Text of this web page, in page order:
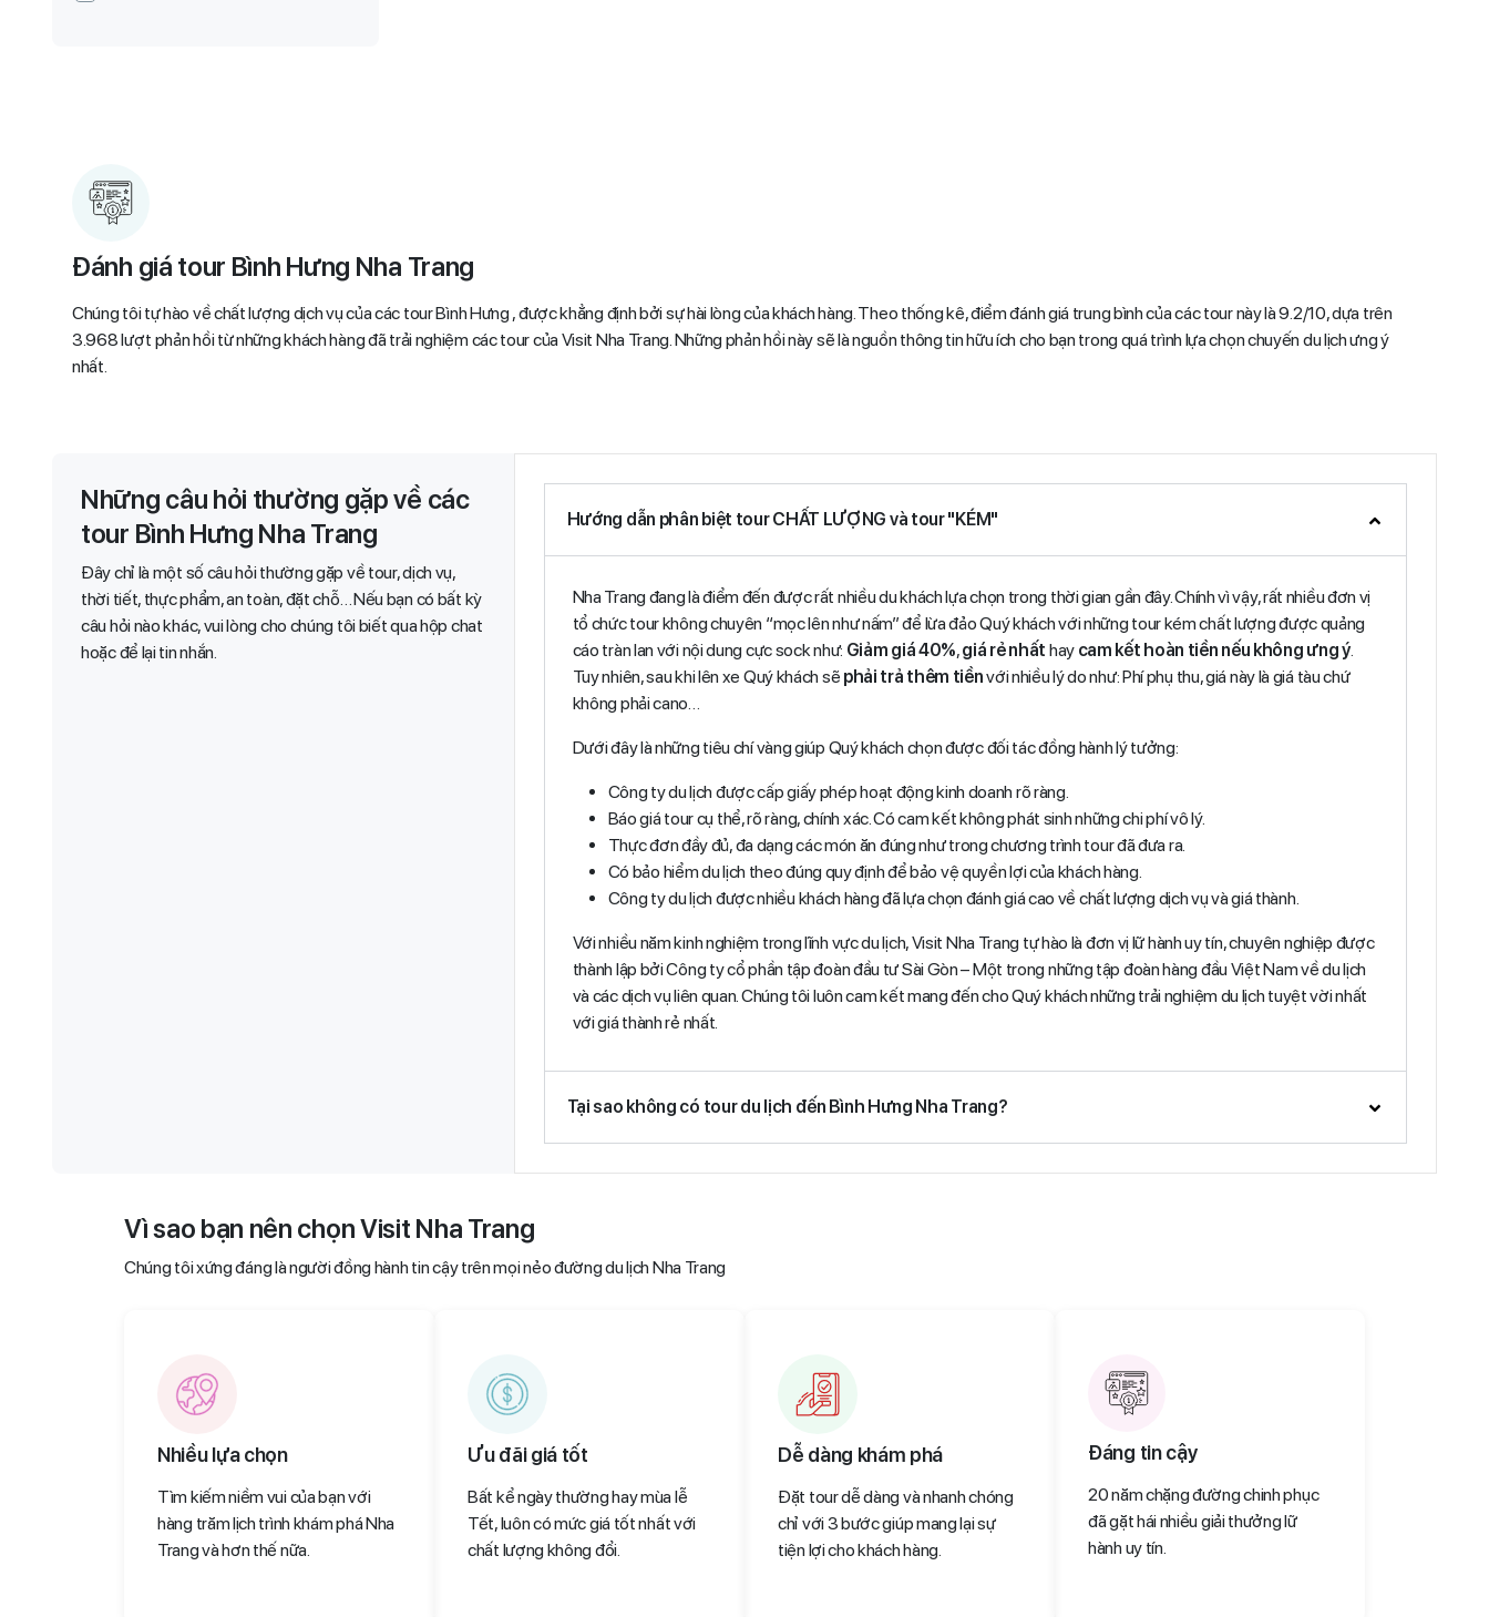
Đánh giá tour Bình Hưng Nha Trang
Chúng tôi tự hào về chất lượng dịch vụ của các tour Bình Hưng , được khẳng định bởi sự hài lòng của khách hàng. Theo thống kê, điểm đánh giá trung bình của các tour này là 9.2/10, dựa trên
3.968 lượt phản hồi từ những khách hàng đã trải nghiệm các tour của Visit Nha Trang. Những phản hồi này sẽ là nguồn thông tin hữu ích cho bạn trong quá trình lựa chọn chuyến du lịch ưng ý
nhất.
Những câu hỏi thường gặp về các
tour Bình Hưng Nha Trang
Đây chỉ là một số câu hỏi thường gặp về tour, dịch vụ,
thời tiết, thực phẩm, an toàn, đặt chỗ… Nếu bạn có bất kỳ
câu hỏi nào khác, vui lòng cho chúng tôi biết qua hộp chat
hoặc để lại tin nhắn.
Hướng dẫn phân biệt tour CHẤT LƯỢNG và tour "KÉM"
Nha Trang đang là điểm đến được rất nhiều du khách lựa chọn trong thời gian gần đây. Chính vì vậy, rất nhiều đơn vị
tổ chức tour không chuyên “mọc lên như nấm” để lừa đảo Quý khách với những tour kém chất lượng được quảng
cáo tràn lan với nội dung cực sock như: Giảm giá 40%,giá rẻ nhất haycam kết hoàn tiền nếu không ưng ý.
Tuy nhiên, sau khi lên xe Quý khách sẽ phải trả thêm tiềnvới nhiều lý do như: Phí phụ thu, giá này là giá tàu chứ
không phải cano…
Dưới đây là những tiêu chí vàng giúp Quý khách chọn được đối tác đồng hành lý tưởng:
Công ty du lịch được cấp giấy phép hoạt động kinh doanh rõ ràng.
Báo giá tour cụ thể, rõ ràng, chính xác. Có cam kết không phát sinh những chi phí vô lý.
Thực đơn đầy đủ, đa dạng các món ăn đúng như trong chương trình tour đã đưa ra.
Có bảo hiểm du lịch theo đúng quy định để bảo vệ quyền lợi của khách hàng.
Công ty du lịch được nhiều khách hàng đã lựa chọn đánh giá cao về chất lượng dịch vụ và giá thành.
Với nhiều năm kinh nghiệm trong lĩnh vực du lịch, Visit Nha Trang tự hào là đơn vị lữ hành uy tín, chuyên nghiệp được
thành lập bởi Công ty cổ phần tập đoàn đầu tư Sài Gòn – Một trong những tập đoàn hàng đầu Việt Nam về du lịch
và các dịch vụ liên quan. Chúng tôi luôn cam kết mang đến cho Quý khách những trải nghiệm du lịch tuyệt vời nhất
với giá thành rẻ nhất.
Tại sao không có tour du lịch đến Bình Hưng Nha Trang?
Vì sao bạn nên chọn Visit Nha Trang
Chúng tôi xứng đáng là người đồng hành tin cậy trên mọi nẻo đường du lịch Nha Trang
Nhiều lựa chọn
Tìm kiếm niềm vui của bạn với
hàng trăm lịch trình khám phá Nha
Trang và hơn thế nữa.
Ưu đãi giá tốt
Bất kể ngày thường hay mùa lễ
Tết, luôn có mức giá tốt nhất với
chất lượng không đổi.
Dễ dàng khám phá
Đặt tour dễ dàng và nhanh chóng
chỉ với 3 bước giúp mang lại sự
tiện lợi cho khách hàng.
Đáng tin cậy
20 năm chặng đường chinh phục
đã gặt hái nhiều giải thưởng lữ
hành uy tín.